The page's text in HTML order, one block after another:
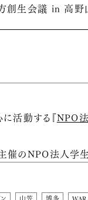
創生会議 in 高野
活動する『NPO
のNPO法人学